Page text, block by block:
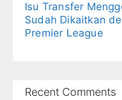
Isu Transfer
Sudah Dikaitkan
Premier League
Recent Comments